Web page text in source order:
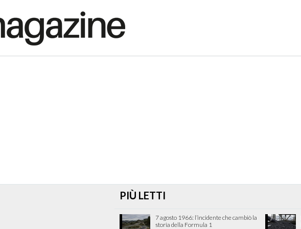
PIÙ LETTI
7 agosto 1966: l’incidente che cambiò la
storia della Formula 1